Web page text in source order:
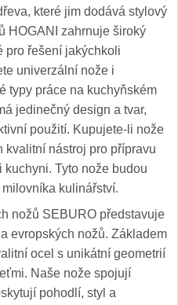
které jim dodává stylový
HOGANI zahrnuje široký
pro řešení jakýchkoli
univerzální nože i
typy práce na kuchyňském
jedinečný design a tvar,
použití. Kupujete-li nože
kvalitní nástroj pro přípravu
Tyto nože budou
kulinářství.
nožů SEBURO představuje
evropských nožů. Základem
ocel s unikátní geometrií
Naše nože spojují
pohodlí, styl a